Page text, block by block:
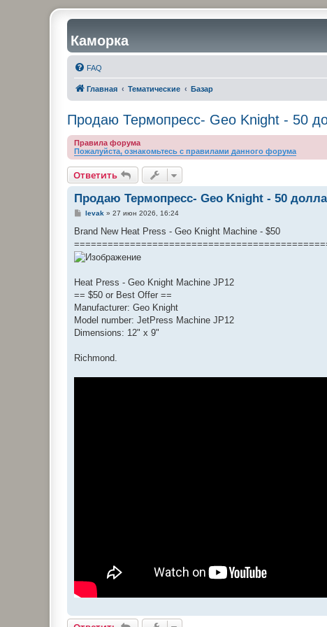
Каморка
FAQ
Главная Тематические Базар
Продаю Термопресс- Geo Knight - 50
Правила форума
Пожалуйста, ознакомьтесь с правилами данного форума
Ответить
Продаю Термопресс- Geo Knight - 50
С
о
щ
е
н
е
levak » 27 июн 2026, 16:24
Brand New Heat Press - Geo Knight Machine - $50
Heat Press - Geo Knight Machine JP12
== $50 or Best Offer ==
Manufacturer: Geo Knight
Model number: JetPress Machine JP12
Dimensions: 12" x 9"
Richmond.